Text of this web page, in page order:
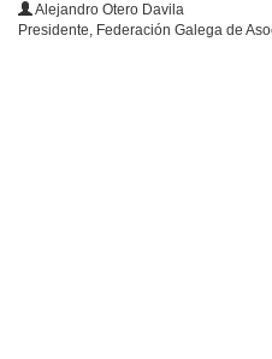
Alejandro Otero Davila
Presidente, Federación Galega de